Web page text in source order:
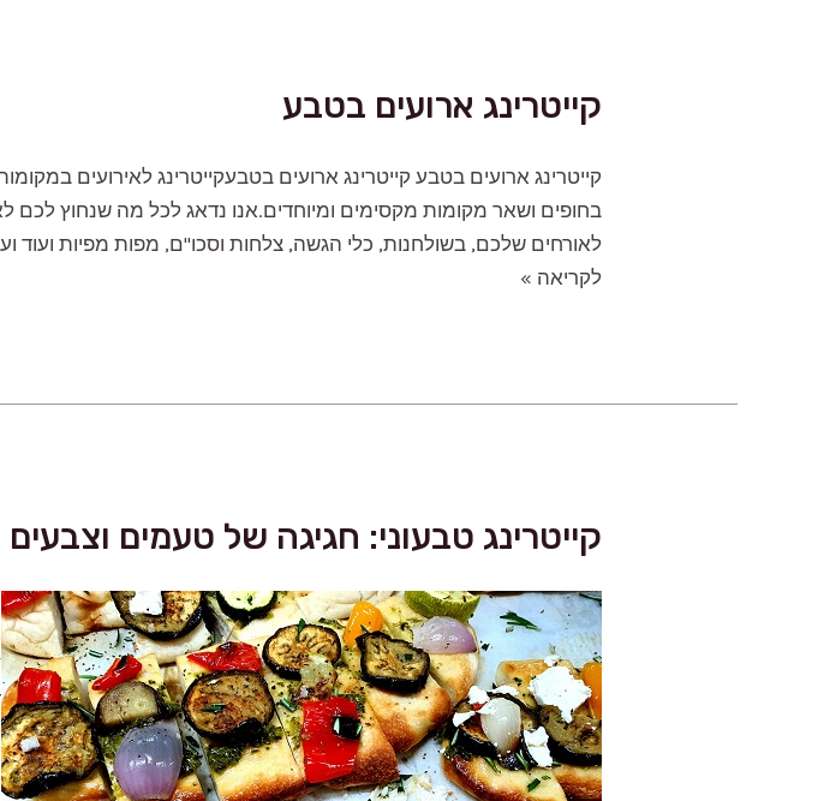
קייטרינג ארועים בטבע
קייטרינג ארועים בטבע קייטרינג ארועים בטבעקייטרינג לאירועים
בחופים ושאר מקומות מקסימים ומיוחדים.אנו נדאג לכל מה שנחוץ לכם
לאורחים שלכם, בשולחנות, כלי הגשה, צלחות וסכו"ם, מפות מפיות ועוד
קייטרינג
לקריאה »
קייטרינג טבעוני: חגיגה של טעמים וצבעים